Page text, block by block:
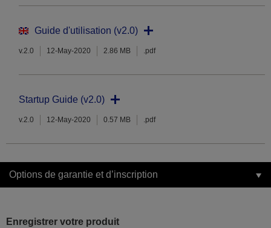
Guide d'utilisation (v2.0)
v.2.0 12-May-2020 2.86 MB .pdf
Startup Guide (v2.0)
v.2.0 12-May-2020 0.57 MB .pdf
Options de garantie et d’inscription
Enregistrer votre produit